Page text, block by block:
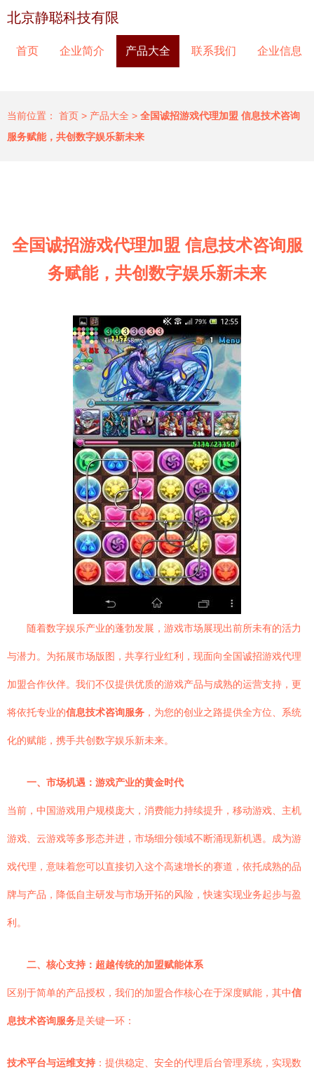
北京静聪科技有限
首页 企业简介 产品大全 联系我们 企业信息
当前位置： 首页 > 产品大全 > 全国诚招游戏代理加盟 信息技术咨询
服务赋能，共创数字娱乐新未来
全国诚招游戏代理加盟 信息技术咨询服
务赋能，共创数字娱乐新未来
随着数字娱乐产业的蓬勃发展，游戏市场展现出前所未有的活力
与潜力。为拓展市场版图，共享行业红利，现面向全国诚招游戏代理
加盟合作伙伴。我们不仅提供优质的游戏产品与成熟的运营支持，更
将依托专业的信息技术咨询服务 ，为您的创业之路提供全方位、系统
化的赋能，携手共创数字娱乐新未来。
一、市场机遇：游戏产业的黄金时代
当前，中国游戏用户规模庞大，消费能力持续提升，移动游戏、主机
游戏、云游戏等多形态并进，市场细分领域不断涌现新机遇。成为游
戏代理，意味着您可以直接切入这个高速增长的赛道，依托成熟的品
牌与产品，降低自主研发与市场开拓的风险，快速实现业务起步与盈
利。
二、核心支持：超越传统的加盟赋能体系
区别于简单的产品授权，我们的加盟合作核心在于深度赋能，其中信
息技术咨询服务是关键一环：
技术平台与运维支持 ：提供稳定、安全的代理后台管理系统，实现数